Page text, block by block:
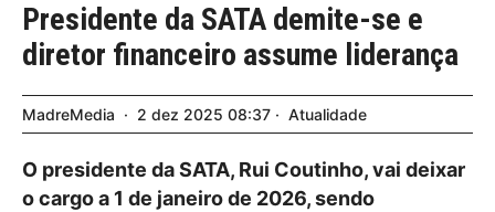
Presidente da SATA demite-se e
diretor financeiro assume liderança
MadreMedia 2 dez 2025 08:37 Atualidade
O presidente da SATA, Rui Coutinho, vai deixar
o cargo a 1 de janeiro de 2026, sendo